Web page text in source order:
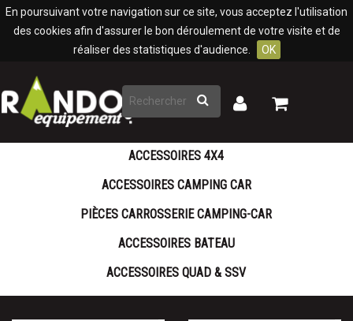
En poursuivant votre navigation sur ce site, vous acceptez l'utilisation
des cookies afin d'assurer le bon déroulement de votre visite et de
réaliser des statistiques d'audience.
OK
Rechercher
Mon
Mon
ACCESSOIRES 4X4
ACCESSOIRES CAMPING CAR
PIÈCES CARROSSERIE CAMPING-CAR
ACCESSOIRES BATEAU
ACCESSOIRES QUAD & SSV
Panneau de gestion des cookies